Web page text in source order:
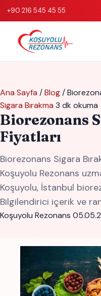
+90 216 545 45 55
Ana Sayfa /Blog/
Sigara Bırakma 3 dk okuma
Biorezonans
Fiyatları
Biorezonans Sigara
Koşuyolu Rezonans
Koşuyolu, İstanbul
Bilgilendirici içerik ve
Koşuyolu Rezonans